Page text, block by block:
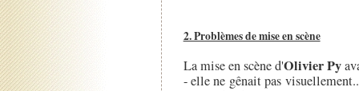
2. Problèmes de mise en scène
La mise en scène d'Olivier Py
- elle ne gênait pas